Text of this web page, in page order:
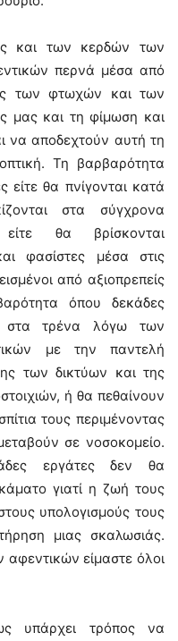
και των κερδών των
περνά μέσα από
των φτωχών και των
μας και τη φίμωση και
να αποδεχτούν αυτή τη
Τη βαρβαρότητα
θα πνίγονται κατά
στα σύγχρονα
θα βρίσκονται
φασίστες μέσα στις
από αξιοπρεπείς
όπου δεκάδες
στα τρένα λόγω των
με την παντελή
των δικτύων και της
ή θα πεθαίνουν
τους περιμένοντας
σε νοσοκομείο.
εργάτες δεν θα
γιατί η ζωή τους
υπολογισμούς τους
μιας σκαλωσιάς.
είμαστε όλοι
υπάρχει τρόπος να